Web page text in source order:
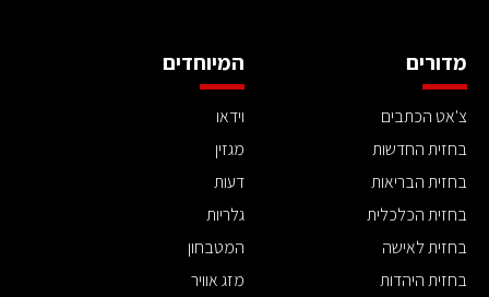
מדורים
צ'אט הכתבים
בחזית החדשות
בחזית הבריאות
בחזית הכלכלית
בחזית לאישה
בחזית היהדות
המיוחדים
וידאו
מגזין
דעות
גלריות
המטבחון
מזג אוויר